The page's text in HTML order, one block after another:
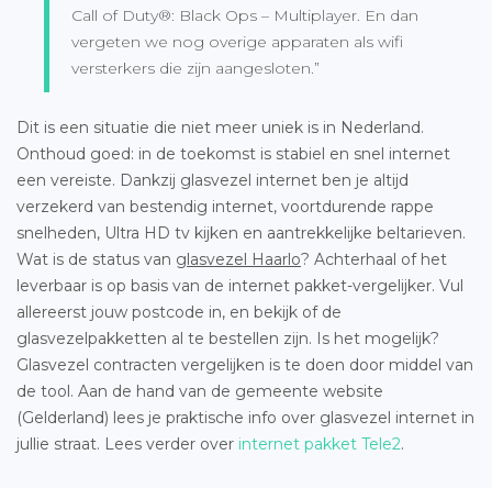
Call of Duty®: Black Ops – Multiplayer. En dan
vergeten we nog overige apparaten als wifi
versterkers die zijn aangesloten.”
Dit is een situatie die niet meer uniek is in Nederland.
Onthoud goed: in de toekomst is stabiel en snel internet
een vereiste. Dankzij glasvezel internet ben je altijd
verzekerd van bestendig internet, voortdurende rappe
snelheden, Ultra HD tv kijken en aantrekkelijke beltarieven.
Wat is de status van glasvezel Haarlo? Achterhaal of het
leverbaar is op basis van de internet pakket-vergelijker. Vul
allereerst jouw postcode in, en bekijk of de
glasvezelpakketten al te bestellen zijn. Is het mogelijk?
Glasvezel contracten vergelijken is te doen door middel van
de tool. Aan de hand van de gemeente website
(Gelderland) lees je praktische info over glasvezel internet in
jullie straat. Lees verder over internet pakket Tele2.